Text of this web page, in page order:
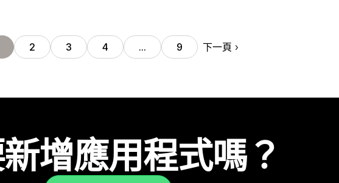
2 3 4 … 9 下一頁
增應用程式嗎？